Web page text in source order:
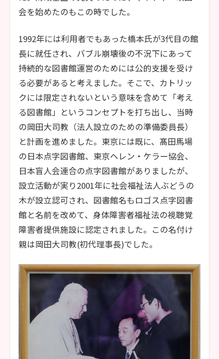
会を始めたのもこの時でした。
1992年には利用者でもあった橋本氏が3代目の館
長に就任され、バブル崩壊後の不況下にあって
持続的な図書館運営のためには公的支援を受け
る必要があると考えました。そこで、カトリッ
クには限定されないという意味を含めて「考え
る図書館」というコンセプトを打ち出し、当時
の岡田大司教（法人設立のための準備委員長）
と計画を進めました。東京には既に、髙田馬場
の日本点字図書館、東京ヘレン・ケラー協会、
日本盲人会連合の点字図書館がありましたが、
設立活動が実り2001年に社会福祉法人ぶどうの
木が設立認可され、図書館名もロゴス点字図書
館と名前を改めて、身体障害者福祉法の視聴覚
障害者提供施設に認定されました。この名付け
親は岡田大司教(初代理事長)でした。